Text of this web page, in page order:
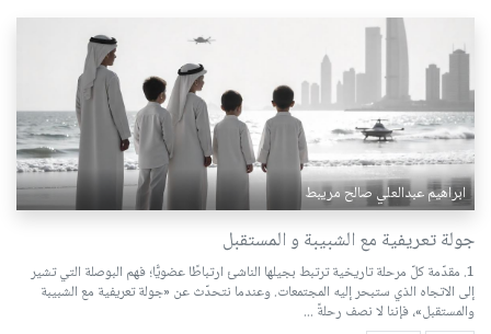
ابراهيم عبدالعلي صالح مريبط
جولة تعريفية مع الشبيبة و المستقبل
1. مقدّمة كلّ مرحلة تاريخية ترتبط بجيلها الناشئ ارتباطًا عضويًّا؛ فهم البوصلة التي تشير
إلى الاتجاه الذي ستبحر إليه المجتمعات. وعندما نتحدّث عن «جولة تعريفية مع الشبيبة
والمستقبل»، فإننا لا نصف رحلةً ...